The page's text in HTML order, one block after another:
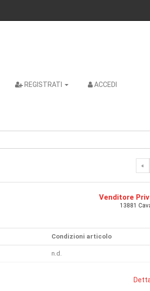
REGISTRATI ACCEDI
«
Venditore
13881
Condizioni articolo
n.d.